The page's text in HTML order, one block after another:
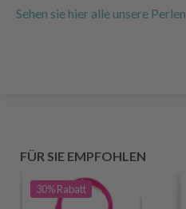
Sehen sie hier alle unsere Perlen
FÜR SIE EMPFOHLEN
30%Rabatt